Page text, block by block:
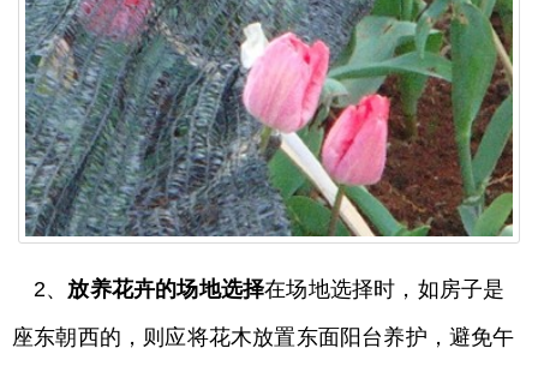
2、 放养花卉的场地选择在场地选择时，如房子是
座东朝西的，则应将花木放置东面阳台养护，避免午